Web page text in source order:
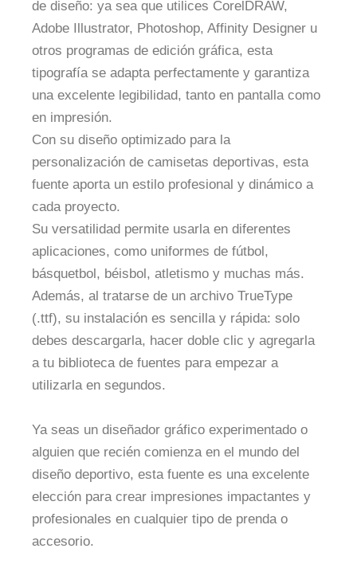
de diseño: ya sea que utilices CorelDRAW,
Adobe Illustrator, Photoshop, Affinity Designer u
otros programas de edición gráfica, esta
tipografía se adapta perfectamente y garantiza
una excelente legibilidad, tanto en pantalla como
en impresión.
Con su diseño optimizado para la
personalización de camisetas deportivas, esta
fuente aporta un estilo profesional y dinámico a
cada proyecto.
Su versatilidad permite usarla en diferentes
aplicaciones, como uniformes de fútbol,
básquetbol, béisbol, atletismo y muchas más.
Además, al tratarse de un archivo TrueType
(.ttf), su instalación es sencilla y rápida: solo
debes descargarla, hacer doble clic y agregarla
a tu biblioteca de fuentes para empezar a
utilizarla en segundos.
Ya seas un diseñador gráfico experimentado o
alguien que recién comienza en el mundo del
diseño deportivo, esta fuente es una excelente
elección para crear impresiones impactantes y
profesionales en cualquier tipo de prenda o
accesorio.